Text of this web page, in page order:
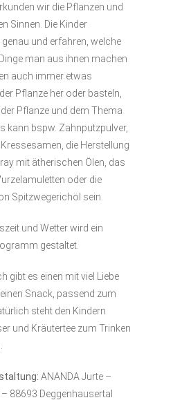
wir die Pflanzen und
Sinnen. Die Kinder
und erfahren, welche
man aus ihnen machen
auch immer etwas
Pflanze her oder basteln,
Pflanze und dem Thema
kann bspw. Zahnputzpulver,
die Herstellung
mit ätherischen Ölen, das
oder die
Spitzwegerichöl sein.
und Wetter wird ein
gestaltet.
gibt es einen mit viel Liebe
Snack, passend zum
steht den Kindern
und Kräutertee zum Trinken
ANANDA Jurte –
88693 Deggenhausertal